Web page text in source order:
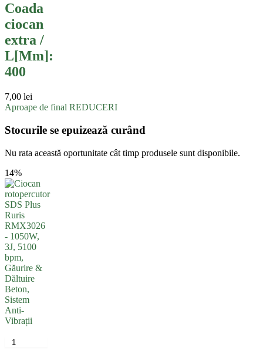
Coada
ciocan
extra /
L[Mm]:
400
7,00 lei
Aproape de final REDUCERI
Stocurile se epuizează curând
Nu rata această oportunitate cât timp produsele sunt disponibile.
14%